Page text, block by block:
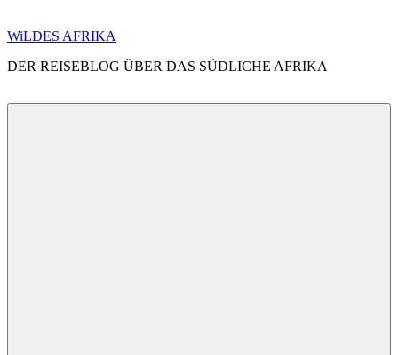
Zum
springen
WiLDES AFRIKA
DER REISEBLOG ÜBER DAS SÜDLICHE AFRIKA